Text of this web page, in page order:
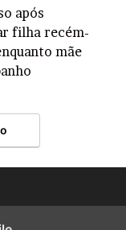
após
filha recém-
mãe